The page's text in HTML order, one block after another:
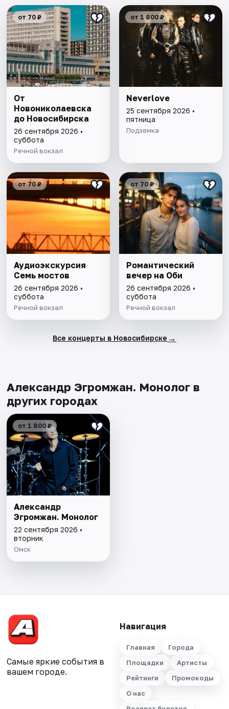
от 70 ₽
От
Новониколаевска
до Новосибирска
26 сентября 2026 •
суббота
Речной вокзал
от 1 800 ₽
Neverlove
25 сентября 2026 •
пятница
Подземка
от 70 ₽
Аудиоэкскурсия
Семь мостов
26 сентября 2026 •
суббота
Речной вокзал
от 70 ₽
Романтический
вечер на Оби
26 сентября 2026 •
суббота
Речной вокзал
Все концерты в Новосибирске →
Александр Эгромжан. Монолог в
других городах
от 1 800 ₽
Александр
Эгромжан. Монолог
22 сентября 2026 •
вторник
Омск
Самые яркие события в
вашем городе.
Навигация
Главная
Города
Площадки
Артисты
Рейтинги
Промокоды
О нас